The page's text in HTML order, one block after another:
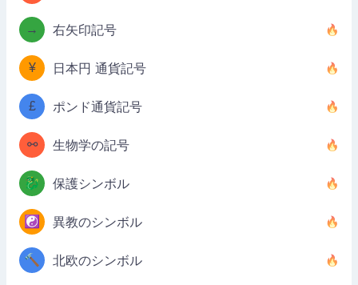
→ 右矢印記号
¥ 日本円 通貨記号
£ ポンド通貨記号
⚯ 生物学の記号
🐉 保護シンボル
☯️ 異教のシンボル
🔨 北欧のシンボル